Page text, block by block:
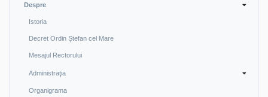
Despre
Istoria
Decret Ordin Ștefan cel Mare
Mesajul Rectorului
Administraţia
Organigrama